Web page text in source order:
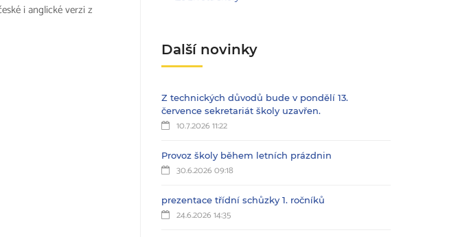
i anglické verzi z
Další novinky
Z technických důvodů bude v pondělí 13.
července sekretariát školy uzavřen.
10.7.2026 11:22
Provoz školy během letních prázdnin
30.6.2026 09:18
prezentace třídní schůzky 1. ročníků
24.6.2026 14:35